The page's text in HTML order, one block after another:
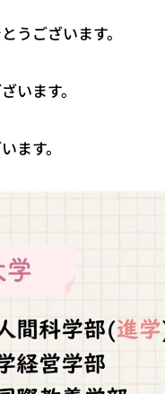
うございます。
います。
ます。